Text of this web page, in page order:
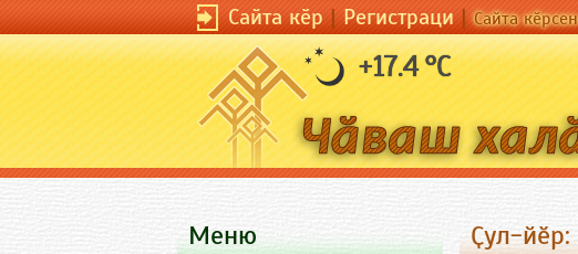
Сайта кӗр|Регистраци|Сайта
+17.4 °C
Ҫул-йӗр:
Меню